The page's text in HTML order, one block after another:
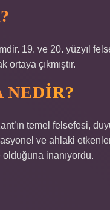
19. ve 20. yüzyıl
çıkmıştır.
NEDIR?
temel felsefesi,
ve ahlaki
inanıyordu.